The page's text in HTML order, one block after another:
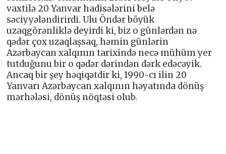
vaxtilə 20 Yanvar hadisələrini belə
səciyyələndirirdi. Ulu Öndər böyük
uzaqgörənliklə deyirdi ki, biz o günlərdən nə
qədər çox uzaqlaşsaq, həmin günlərin
Azərbaycan xalqının tarixində necə mühüm yer
tutduğunu bir o qədər dərindən dərk edəcəyik.
Ancaq bir şey həqiqətdir ki, 1990-cı ilin 20
Yanvarı Azərbaycan xalqının həyatında dönüş
mərhələsi, dönüş nöqtəsi olub.